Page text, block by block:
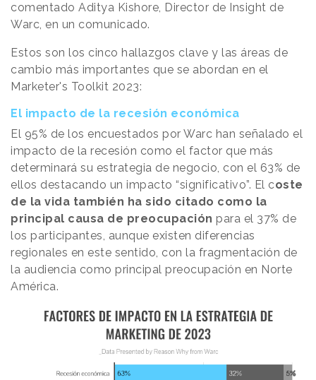
comentado Aditya Kishore, Director de Insight de
Warc, en un comunicado.
Estos son los cinco hallazgos clave y las áreas de
cambio más importantes que se abordan en el
Marketer's Toolkit 2023:
El impacto de la recesión económica
El 95% de los encuestados por Warc han señalado el
impacto de la recesión como el factor que más
determinará su estrategia de negocio, con el 63% de
ellos destacando un impacto “significativo”. El coste
de la vida también ha sido citado como la
principal causa de preocupación para el 37% de
los participantes, aunque existen diferencias
regionales en este sentido, con la fragmentación de
la audiencia como principal preocupación en Norte
América.